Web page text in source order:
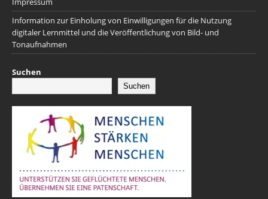
Information zur Einholung von Einwilligungen für die Nutzung
digitaler Lernmittel und die Veröffentlichung von Bild- und
Tonaufnahmen
Suchen
Suchen